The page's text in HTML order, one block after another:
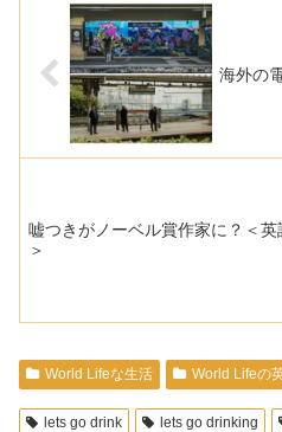
海外の
嘘つきがノーベル賞作家に？＜英
＞
World Lifeな生活 World Lifeの
lets go drink lets go drinking